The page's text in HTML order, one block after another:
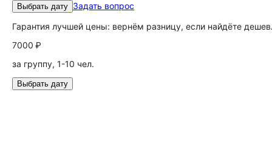
Выбрать дату Задать вопрос
Гарантия лучшей цены: вернём разницу, если найдёте
7000 ₽
за группу, 1-10 чел.
Выбрать дату